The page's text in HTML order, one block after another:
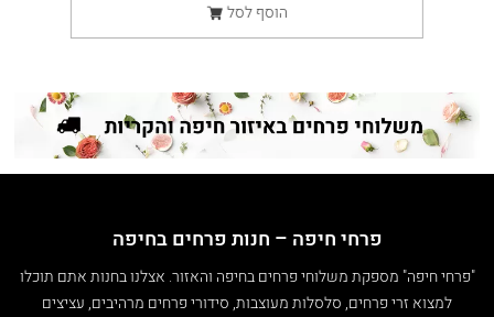
הוסף לסל
פרחי חיפה – חנות פרחים בחיפה
"פרחי חיפה" מספקת משלוחי פרחים בחיפה והאזור. אצלנו בחנות אתם תוכלו
למצוא זרי פרחים, סלסלות מעוצבות, סידורי פרחים מרהיבים, עציצים